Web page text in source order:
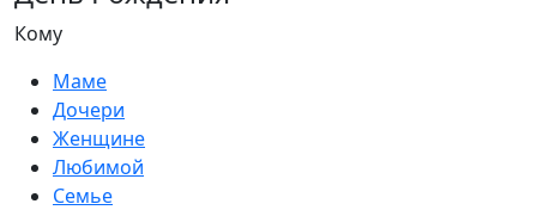
Кому
Маме
Дочери
Женщине
Любимой
Семье